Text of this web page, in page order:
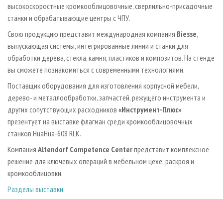
высокоскоростные кромкооблицовочные, сверлильно-присадочные
станки и обрабатывающие центры с ЧПУ.
Свою продукцию представит международная компания Biesse,
выпускающая системы, интегрированные линии и станки для
обработки дерева, стекла, камня, пластиков и композитов. На стенде
вы сможете познакомиться с современными технологиями.
Поставщик оборудования для изготовления корпусной мебели,
дерево- и металлообработки, запчастей, режущего инструмента и
других сопутствующих расходников «Инструмент-Плюс»
презентует на выставке флагман среди кромкооблицовочных
станков HuaHua-608 RLK.
Компания Altendorf Competence Centerпредставит комплексное
решение для ключевых операций в мебельном цехе: раскроя и
кромкооблицовки.
Разделы выставки.